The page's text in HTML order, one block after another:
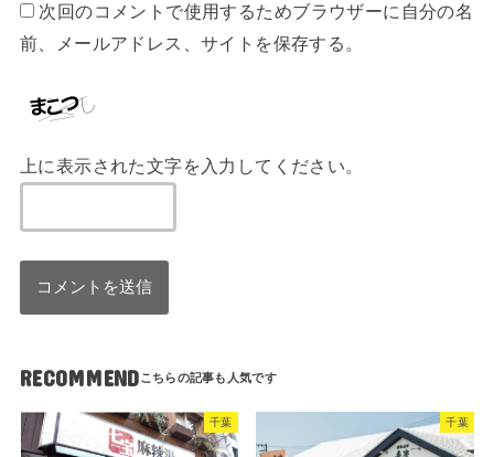
次回のコメントで使用するためブラウザーに自分の名
前、メールアドレス、サイトを保存する。
上に表示された文字を入力してください。
RECOMMEND
千葉 千葉